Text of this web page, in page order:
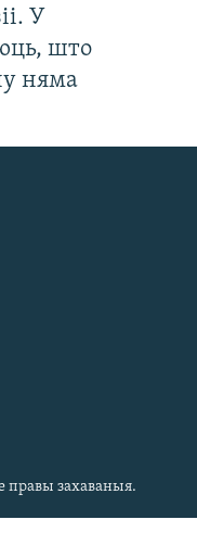
У
што
няма
правы захаваныя.